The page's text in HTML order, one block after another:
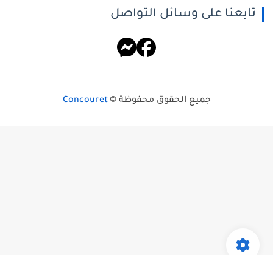
تابعنا على وسائل التواصل
جميع الحقوق محفوظة © Concouret